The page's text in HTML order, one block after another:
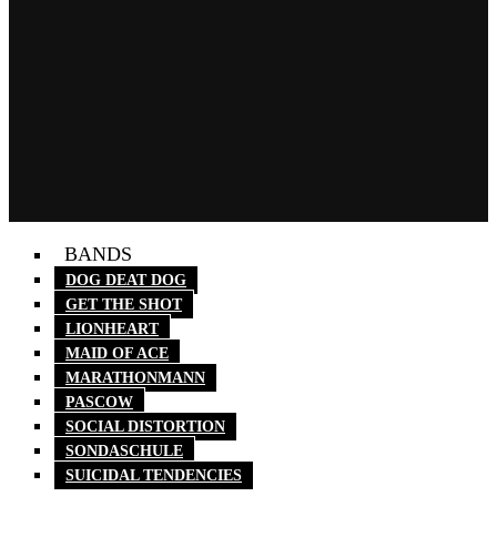
BANDS
DOG DEAT DOG
GET THE SHOT
LIONHEART
MAID OF ACE
MARATHONMANN
PASCOW
SOCIAL DISTORTION
SONDASCHULE
SUICIDAL TENDENCIES